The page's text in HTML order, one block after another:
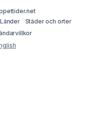
Länder
Städer och orter